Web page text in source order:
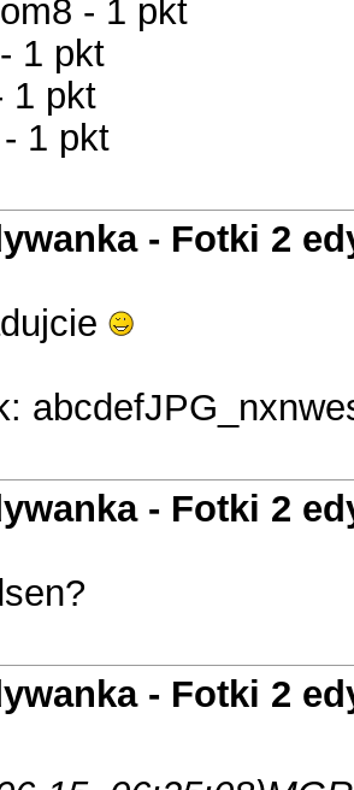
- 1 pkt
1 pkt
1 pkt
1 pkt
- Fotki 2
- Fotki 2
- Fotki 2